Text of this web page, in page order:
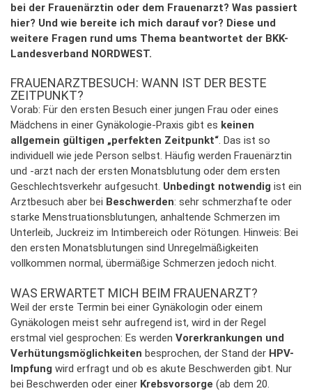
bei der Frauenärztin oder dem Frauenarzt? Was passiert
hier? Und wie bereite ich mich darauf vor? Diese und
weitere Fragen rund ums Thema beantwortet der BKK-
Landesverband NORDWEST.
FRAUENARZTBESUCH: WANN IST DER BESTE
ZEITPUNKT?
Vorab: Für den ersten Besuch einer jungen Frau oder eines
Mädchens in einer Gynäkologie-Praxis gibt es keinen
allgemein gültigen „perfekten Zeitpunkt“. Das ist so
individuell wie jede Person selbst. Häufig werden Frauenärztin
und -arzt nach der ersten Monatsblutung oder dem ersten
Geschlechtsverkehr aufgesucht. Unbedingt notwendig ist ein
Arztbesuch aber bei Beschwerden: sehr schmerzhafte oder
starke Menstruationsblutungen, anhaltende Schmerzen im
Unterleib, Juckreiz im Intimbereich oder Rötungen. Hinweis: Bei
den ersten Monatsblutungen sind Unregelmäßigkeiten
vollkommen normal, übermäßige Schmerzen jedoch nicht.
WAS ERWARTET MICH BEIM FRAUENARZT?
Weil der erste Termin bei einer Gynäkologin oder einem
Gynäkologen meist sehr aufregend ist, wird in der Regel
erstmal viel gesprochen: Es werden Vorerkrankungen und
Verhütungsmöglichkeiten besprochen, der Stand der HPV-
Impfung wird erfragt und ob es akute Beschwerden gibt. Nur
bei Beschwerden oder einer Krebsvorsorge (ab dem 20.